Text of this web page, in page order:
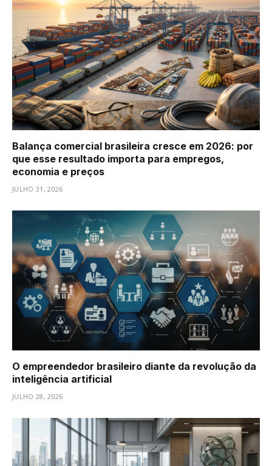
Balança comercial brasileira cresce em 2026: por
que esse resultado importa para empregos,
economia e preços
JULHO 31, 2026
O empreendedor brasileiro diante da revolução da
inteligência artificial
JULHO 28, 2026